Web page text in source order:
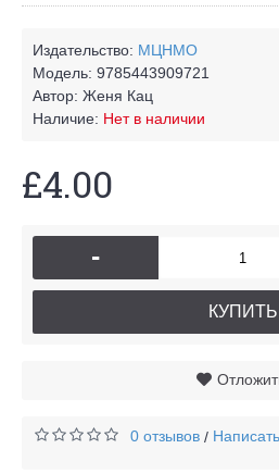
Издательство: МЦНМО
Модель: 9785443909721
Автор: Женя Кац
Наличие: Нет в наличии
£4.00
-
КУПИТЬ
0 отзывов /